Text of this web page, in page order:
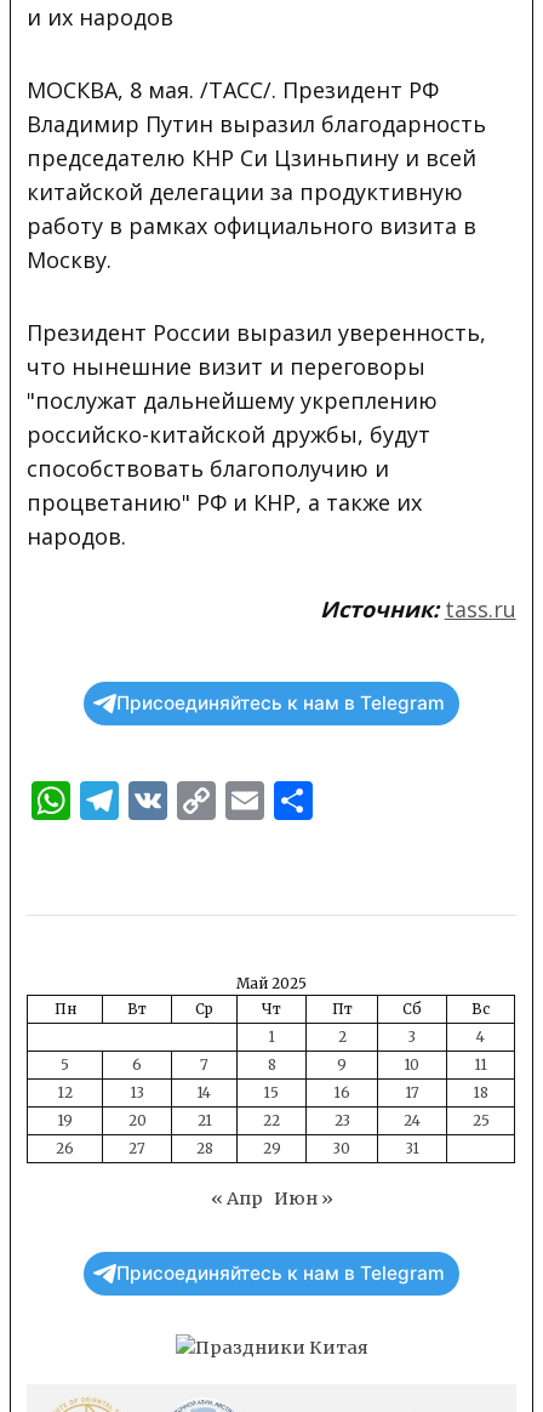
и их народов
МОСКВА, 8 мая. /ТАСС/. Президент РФ
Владимир Путин выразил благодарность
председателю КНР Си Цзиньпину и всей
китайской делегации за продуктивную
работу в рамках официального визита в
Москву.
Президент России выразил уверенность,
что нынешние визит и переговоры
"послужат дальнейшему укреплению
российско-китайской дружбы, будут
способствовать благополучию и
процветанию" РФ и КНР, а также их
народов.
Источник: tass.ru
Присоединяйтесь к нам в Telegram
WhatsApp
Telegram
VKCopyEmail
Май 2025
Пн
Вт Ср Чт Пт Сб
Вс
1
2 3
4
5
6 7 8 9 10
11
12
13 14 15 16 17
18
19
20 21 22 23 24
25
26
27 28 29 30 31
« Апр Июн »
Присоединяйтесь к нам в Telegram